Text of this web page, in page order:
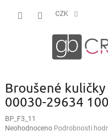
CZK
Broušené
00030-29634
BP_F3_11
Průměrné
Neohodnoceno Podrobnosti